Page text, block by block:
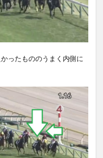
ったもののうまく内側に